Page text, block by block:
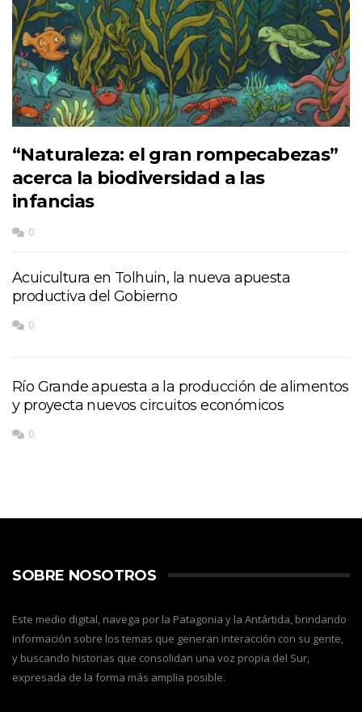
“Naturaleza: el gran rompecabezas”
acerca la biodiversidad a las
infancias
0
Acuicultura en Tolhuin, la nueva apuesta
productiva del Gobierno
0
Río Grande apuesta a la producción de alimentos
y proyecta nuevos circuitos económicos
0
SOBRE NOSOTROS
Este medio digital, navega por la Patagonia y la Antártida, brindando
información sobre los temas que generan interacción con su gente,
y buscando historias que consolidan una voz propia del Sur,
expresada de la forma más amplia posible.